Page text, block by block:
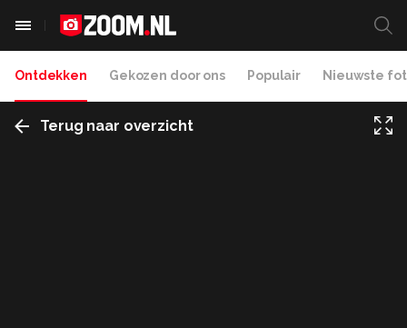
Ontdekken Gekozen door ons Populair Nieuwste
Terug naar overzicht